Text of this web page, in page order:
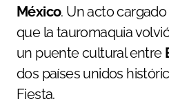
México. Un acto
que la tauromaquia
un puente cultural entre
dos países unidos
Fiesta.